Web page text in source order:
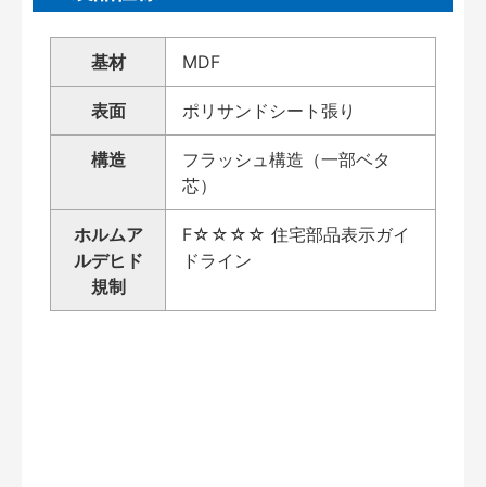
基材 MDF
表面 ポリサンドシート張り
構造
フラッシュ構造（一部ベタ
芯）
ホルムア
ルデヒド
規制
F☆☆☆☆ 住宅部品表示ガイ
ドライン